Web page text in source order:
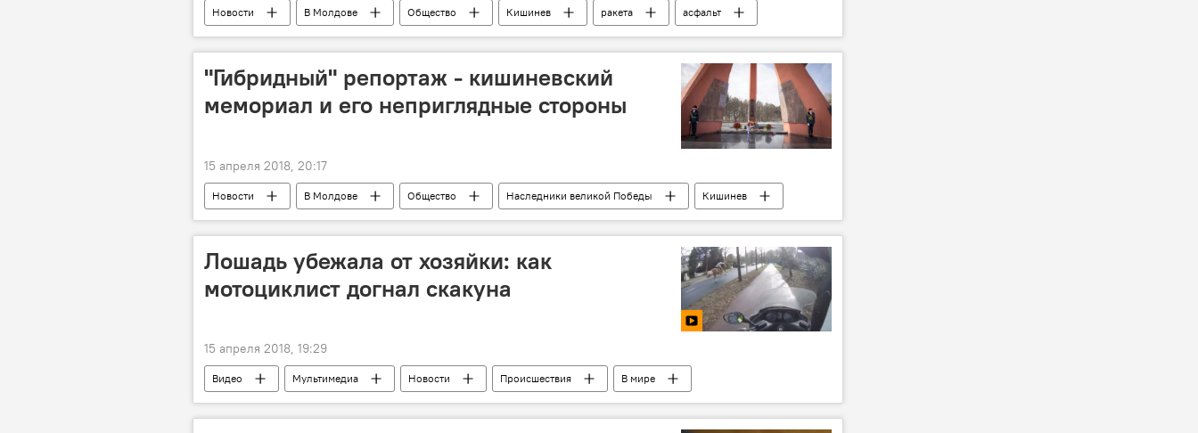
Новости В Молдове Общество Кишинев ракета асфальт
"Гибридный" репортаж - кишиневский
мемориал и его неприглядные стороны
15 апреля 2018, 20:17
Новости В Молдове Общество Наследники великой Победы
Кишинев
Республика Молдова
Алексей Петрович
комитет "Победа"
Лошадь убежала от хозяйки: как
мотоциклист догнал скакуна
15 апреля 2018, 19:29
Видео Мультимедиа Новости Происшествия
В мире
Общество